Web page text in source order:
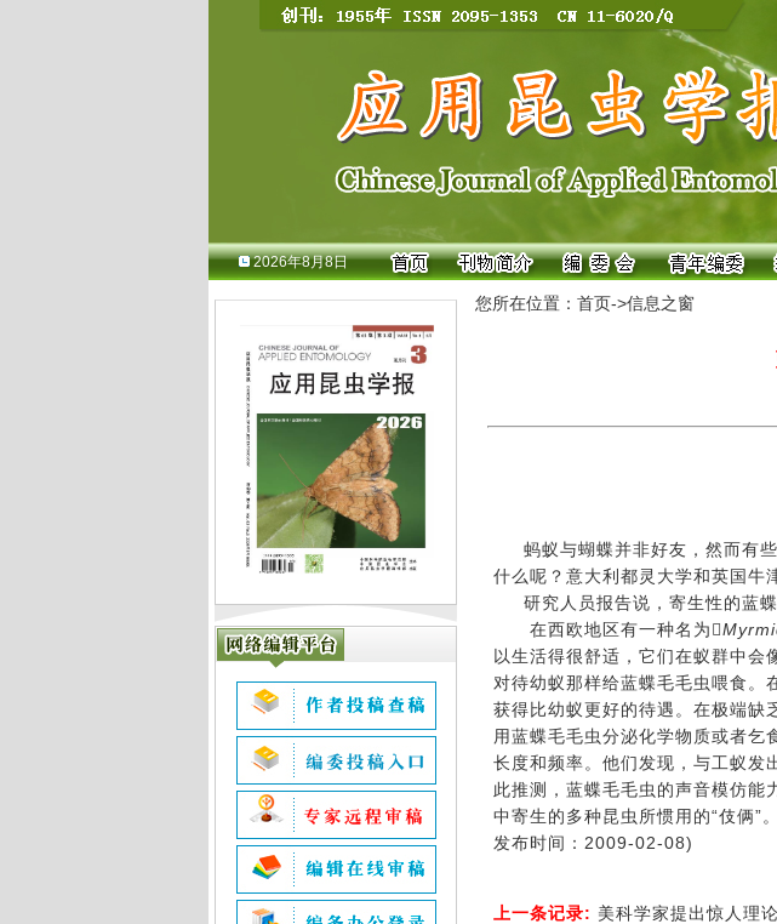
2026年8月8日
您所在位置：首页->信息之窗
蚂蚁与蝴蝶并非好友，然而有
什么呢？意大利都灵大学和英国牛
研究人员报告说，寄生性的蓝蝶
在西欧地区有一种名为
以生活得很舒适，它们在蚁群中会
对待幼蚁那样给蓝蝶毛毛虫喂食。
获得比幼蚁更好的待遇。在极端缺
用蓝蝶毛毛虫分泌化学物质或者乞
长度和频率。他们发现，与工蚁发
此推测，蓝蝶毛毛虫的声音模仿能
中寄生的多种昆虫所惯用的“伎俩”
发布时间：2009-02-08)
上一条记录: 美科学家提出惊人理